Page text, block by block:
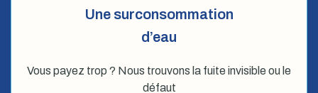
Une surconsommation
d’eau
Vous payez trop ? Nous trouvons la fuite invisible ou le
défaut